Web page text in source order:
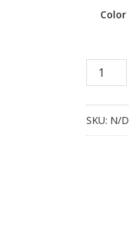
Color
Direccion
PRIMO
SKU: N/D